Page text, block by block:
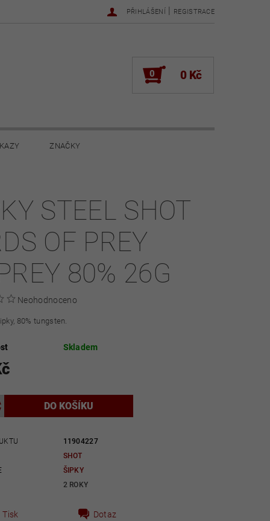
PŘIHLÁŠENÍ | REGISTRACE
0 0 Kč
ZNAČKY
STEEL SHOT
OF PREY
80% 26G
Neohodnoceno
80% tungsten.
Skladem
11904227
SHOT
ŠIPKY
2 ROKY
Tisk Dotaz